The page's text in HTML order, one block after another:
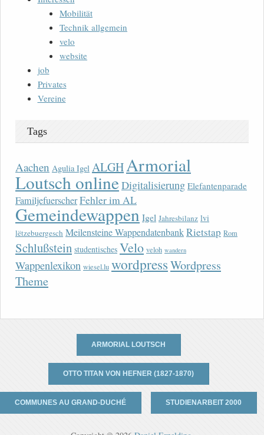
Mobilität
Technik allgemein
velo
website
job
Privates
Vereine
Tags
Aachen Agulia Igel ALGHArmorial
Loutsch onlineDigitalisierung Elefantenparade
FamiljefuerscherFehler im AL
Gemeindewappen Igel Jahresbilanz lvi
lëtzebuergesch Meilensteine WappendatenbankRietstap Rom
Schlußstein studentisches Velo veloh wandern
Wappenlexikon wiesel.lu wordpressWordpress
Theme
ARMORIAL LOUTSCH
OTTO TITAN VON HEFNER (1827-1870)
COMMUNES AU GRAND-DUCHÉ STUDIENARBEIT 2000